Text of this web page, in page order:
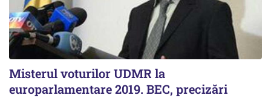
Misterul voturilor UDMR la
europarlamentare 2019. BEC, precizări